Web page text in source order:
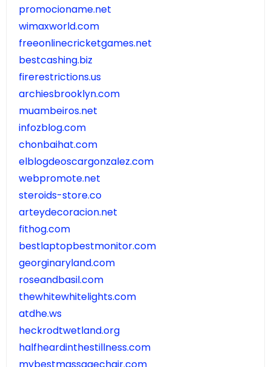
promocioname.net
wimaxworld.com
freeonlinecricketgames.net
bestcashing.biz
firerestrictions.us
archiesbrooklyn.com
muambeiros.net
infozblog.com
chonbaihat.com
elblogdeoscargonzalez.com
webpromote.net
steroids-store.co
arteydecoracion.net
fithog.com
bestlaptopbestmonitor.com
georginaryland.com
roseandbasil.com
thewhitewhitelights.com
atdhe.ws
heckrodtwetland.org
halfheardinthestillness.com